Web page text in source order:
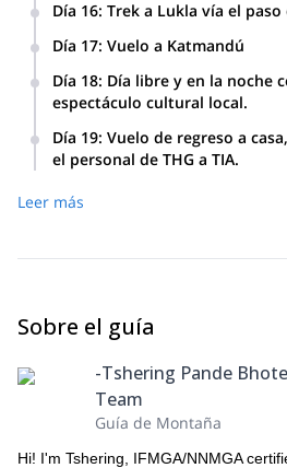
Día 16: Trek a Lukla vía el
Día 17: Vuelo a Katmandú
Día 18: Día libre y en la noche
espectáculo cultural local.
Día 19: Vuelo de regreso a
el personal de THG a TIA.
Leer más
Sobre el guía
-Tshering Pande
Team
Guía de Montaña
Hi! I'm Tshering, IFMGA/NNMGA